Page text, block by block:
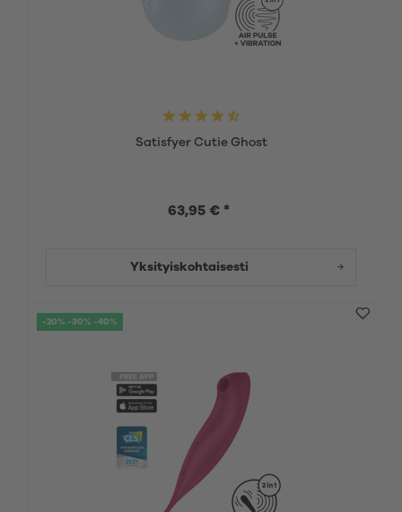
Satisfyer Cutie Ghost
63,95 € *
Yksityiskohtaisesti
-20% -30% -40%